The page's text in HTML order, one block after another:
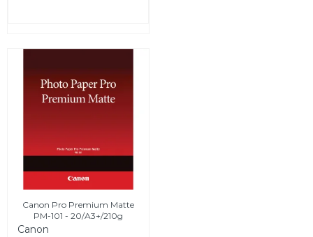
Canon Pro Premium Matte
PM-101 - 20/A3+/210g
Canon